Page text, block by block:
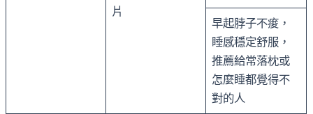
片
早起脖子不痠，
睡感穩定舒服，
推薦給常落枕或
怎麼睡都覺得不
對的人